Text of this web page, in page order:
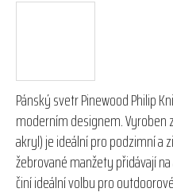
Pánský svetr Pinewood Philip
moderním designem. Vyroben
akryl) je ideální pro podzimní a
žebrované manžety přidávají
činí ideální volbu pro